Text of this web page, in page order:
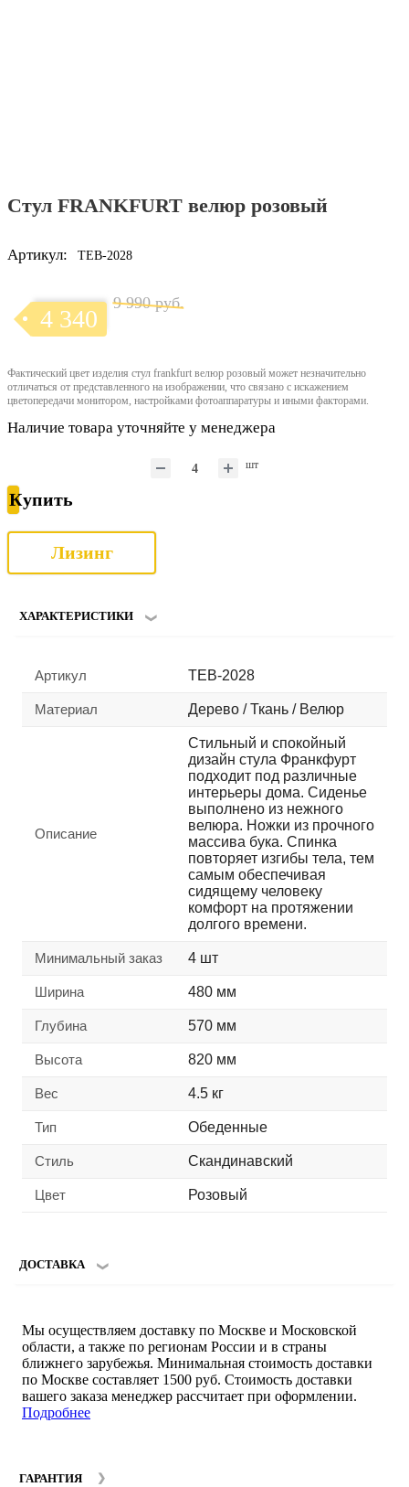
Стул FRANKFURT велюр розовый
Артикул: TEB-2028
4 340
9 990 руб.
Фактический цвет изделия стул frankfurt велюр розовый может незначительно
отличаться от представленного на изображении, что связано с искажением
цветопередачи монитором, настройками фотоаппаратуры и иными факторами.
Наличие товара уточняйте у менеджера
шт
Купить
Лизинг
ХАРАКТЕРИСТИКИ
Артикул TEB-2028
Материал Дерево / Ткань / Велюр
Описание
Стильный и спокойный
дизайн стула Франкфурт
подходит под различные
интерьеры дома. Сиденье
выполнено из нежного
велюра. Ножки из прочного
массива бука. Спинка
повторяет изгибы тела, тем
самым обеспечивая
сидящему человеку
комфорт на протяжении
долгого времени.
Минимальный заказ 4 шт
Ширина 480 мм
Глубина 570 мм
Высота 820 мм
Вес 4.5 кг
Тип Обеденные
Стиль Скандинавский
Цвет Розовый
ДОСТАВКА
Мы осуществляем доставку по Москве и Московской
области, а также по регионам России и в страны
ближнего зарубежья. Минимальная стоимость доставки
по Москве составляет 1500 руб. Стоимость доставки
вашего заказа менеджер рассчитает при оформлении.
Подробнее
ГАРАНТИЯ